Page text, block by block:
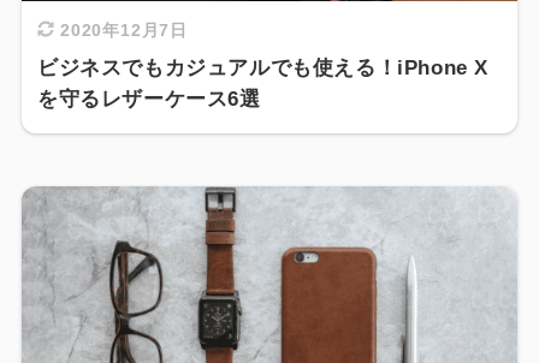
2020年12月7日
ビジネスでもカジュアルでも使える！iPhone X
を守るレザーケース6選